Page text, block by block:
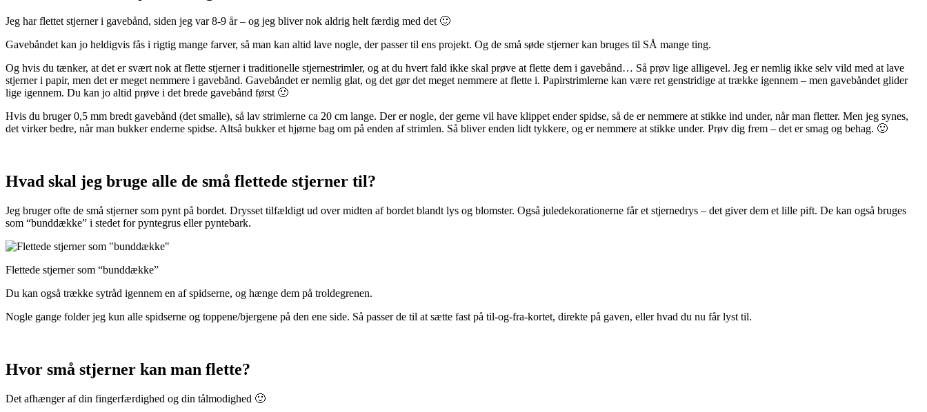
Jeg har flettet stjerner i gavebånd, siden jeg var 8-9 år – og jeg bliver nok aldrig helt færdig med det 🙂
Gavebåndet kan jo heldigvis fås i rigtig mange farver, så man kan altid lave nogle, der passer til ens projekt. Og de små søde stjerner kan bruges til SÅ mange ting.
Og hvis du tænker, at det er svært nok at flette stjerner i traditionelle stjernestrimler, og at du hvert fald ikke skal prøve at flette dem i gavebånd… Så prøv lige alligevel. Jeg er nemlig ikke selv vild med at lave
stjerner i papir, men det er meget nemmere i gavebånd. Gavebåndet er nemlig glat, og det gør det meget nemmere at flette i. Papirstrimlerne kan være ret genstridige at trække igennem – men gavebåndet glider
lige igennem. Du kan jo altid prøve i det brede gavebånd først 🙂
Hvis du bruger 0,5 mm bredt gavebånd (det smalle), så lav strimlerne ca 20 cm lange. Der er nogle, der gerne vil have klippet ender spidse, så de er nemmere at stikke ind under, når man fletter. Men jeg synes,
det virker bedre, når man bukker enderne spidse. Altså bukker et hjørne bag om på enden af strimlen. Så bliver enden lidt tykkere, og er nemmere at stikke under. Prøv dig frem – det er smag og behag. 🙂
Hvad skal jeg bruge alle de små flettede stjerner til?
Jeg bruger ofte de små stjerner som pynt på bordet. Drysset tilfældigt ud over midten af bordet blandt lys og blomster. Også juledekorationerne får et stjernedrys – det giver dem et lille pift. De kan også bruges
som “bunddække” i stedet for pyntegrus eller pyntebark.
Flettede stjerner som “bunddække”
Du kan også trække sytråd igennem en af spidserne, og hænge dem på troldegrenen.
Nogle gange folder jeg kun alle spidserne og toppene/bjergene på den ene side. Så passer de til at sætte fast på til-og-fra-kortet, direkte på gaven, eller hvad du nu får lyst til.
Hvor små stjerner kan man flette?
Det afhænger af din fingerfærdighed og din tålmodighed 🙂